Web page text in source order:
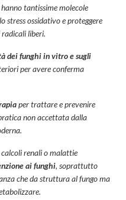
tantissime molecole
stress ossidativo e proteggere
radicali liberi.
dei funghi in vitro e sugli
per avere conferma
per trattare e prevenire
non accettata dalla
renali o malattie
ai funghi, soprattutto
che da struttura al fungo ma